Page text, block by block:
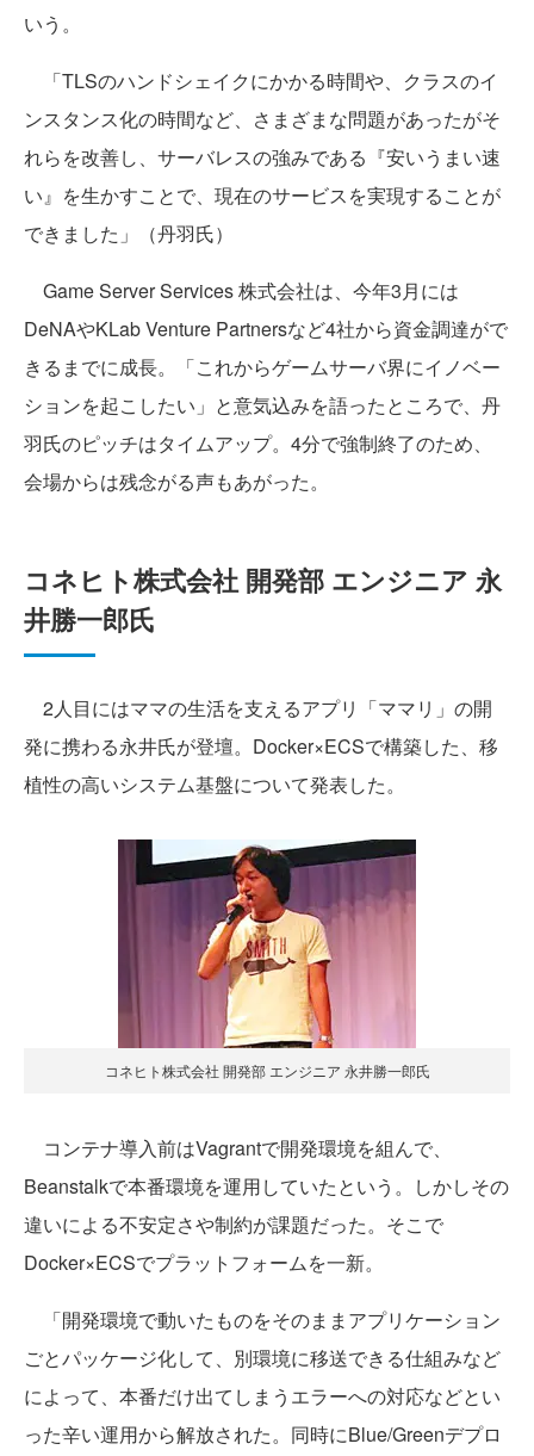
いう。
「TLSのハンドシェイクにかかる時間や、クラスのイ
ンスタンス化の時間など、さまざまな問題があったがそ
れらを改善し、サーバレスの強みである『安いうまい速
い』を生かすことで、現在のサービスを実現することが
できました」（丹羽氏）
Game Server Services 株式会社は、今年3月には
DeNAやKLab Venture Partnersなど4社から資金調達がで
きるまでに成長。「これからゲームサーバ界にイノベー
ションを起こしたい」と意気込みを語ったところで、丹
羽氏のピッチはタイムアップ。4分で強制終了のため、
会場からは残念がる声もあがった。
コネヒト株式会社 開発部 エンジニア 永
井勝一郎氏
2人目にはママの生活を支えるアプリ「ママリ」の開
発に携わる永井氏が登壇。Docker×ECSで構築した、移
植性の高いシステム基盤について発表した。
コネヒト株式会社 開発部 エンジニア 永井勝一郎氏
コンテナ導入前はVagrantで開発環境を組んで、
Beanstalkで本番環境を運用していたという。しかしその
違いによる不安定さや制約が課題だった。そこで
Docker×ECSでプラットフォームを一新。
「開発環境で動いたものをそのままアプリケーション
ごとパッケージ化して、別環境に移送できる仕組みなど
によって、本番だけ出てしまうエラーへの対応などとい
った辛い運用から解放された。同時にBlue/Greenデプロ